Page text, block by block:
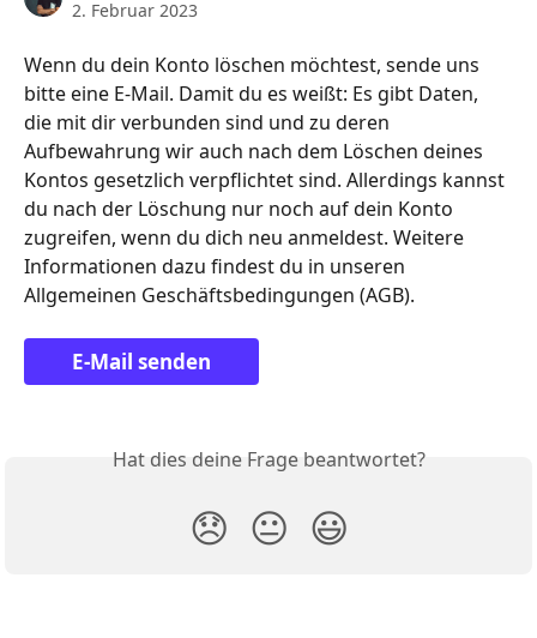
2. Februar 2023
Wenn du dein Konto löschen möchtest, sende uns
bitte eine E-Mail. Damit du es weißt: Es gibt Daten,
die mit dir verbunden sind und zu deren
Aufbewahrung wir auch nach dem Löschen deines
Kontos gesetzlich verpflichtet sind. Allerdings kannst
du nach der Löschung nur noch auf dein Konto
zugreifen, wenn du dich neu anmeldest. Weitere
Informationen dazu findest du in unseren
Allgemeinen Geschäftsbedingungen (AGB).
E-Mail senden
Hat dies deine Frage beantwortet?
😞 😐 😃